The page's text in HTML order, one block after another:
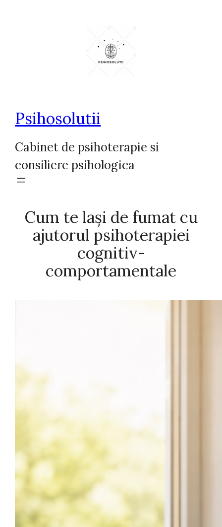
Psihosolutii
Cabinet de psihoterapie si
consiliere psihologica
Cum te lași de fumat cu
ajutorul psihoterapiei
cognitiv-
comportamentale